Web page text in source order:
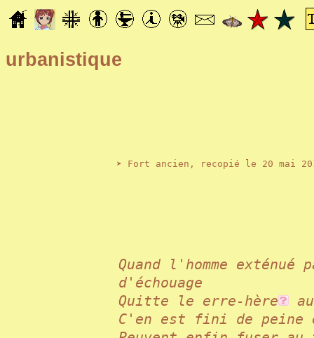
urbanistique
➤ Fort ancien, recopié le 20 mai
Quand l'homme
d'échouage
Quitte le erre-hère
C'en est fini de